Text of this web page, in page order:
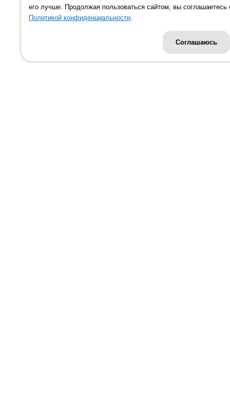
его лучше. Продолжая пользоваться сайтом, вы
Политикой конфиденциальности.
Соглашаюсь